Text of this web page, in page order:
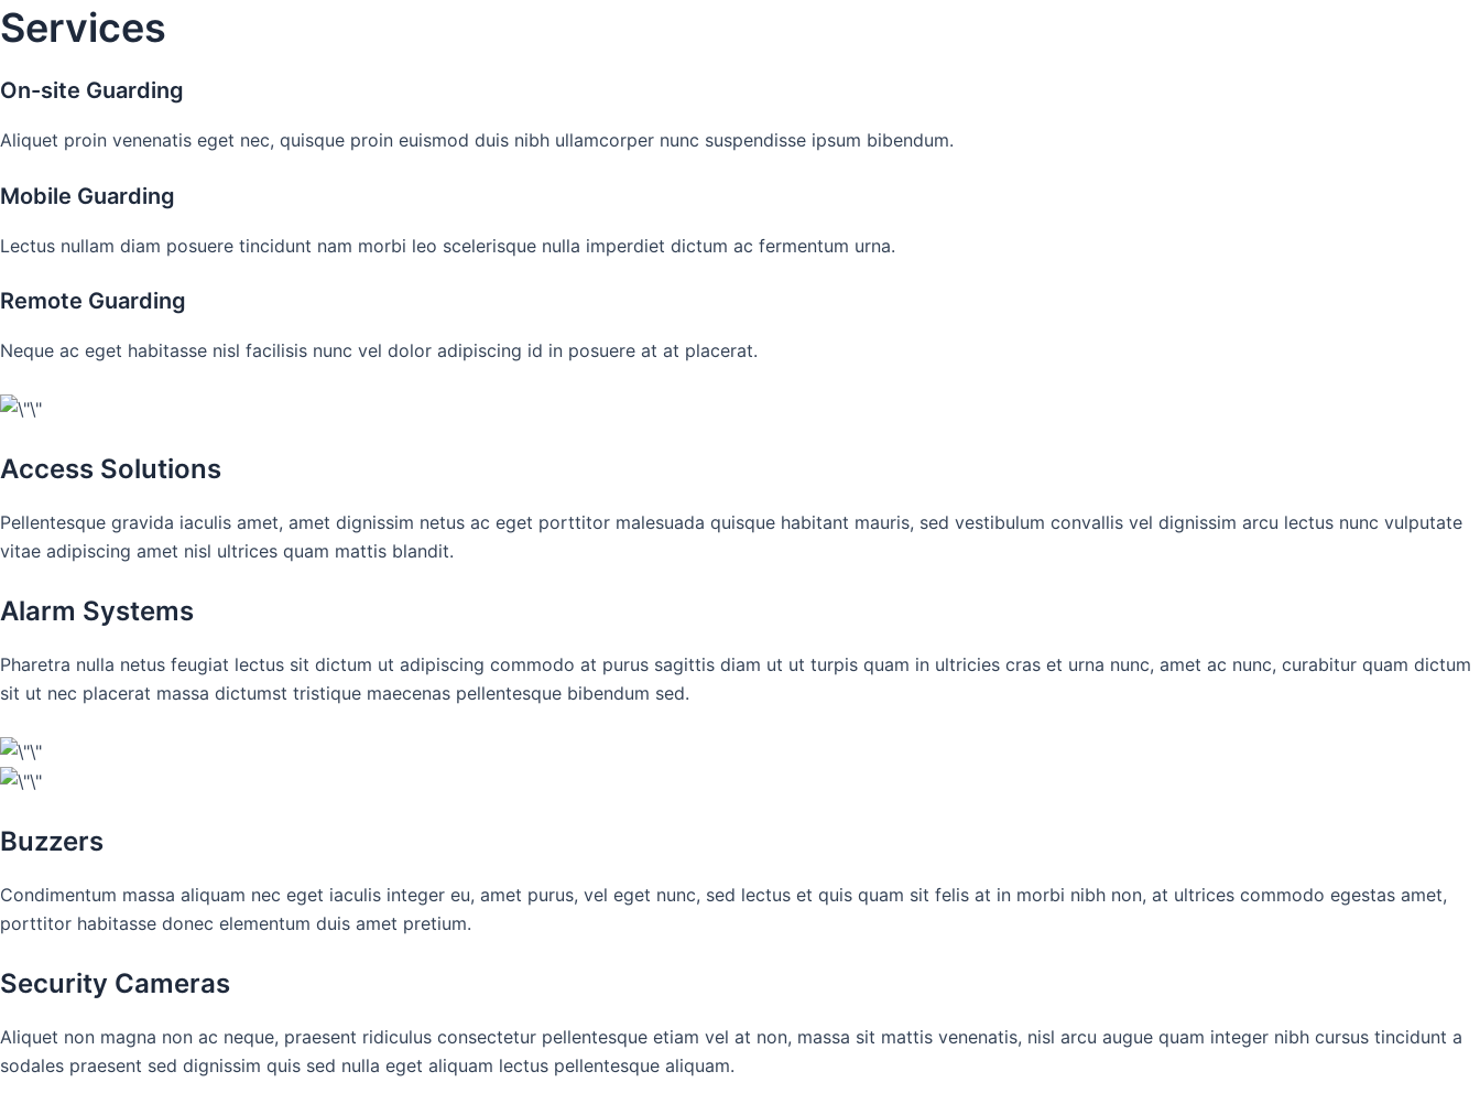
Skip
to
Services
On-site Guarding
Aliquet proin venenatis eget nec, quisque proin euismod duis nibh ullamcorper nunc suspendisse ipsum bibendum.
Mobile Guarding
Lectus nullam diam posuere tincidunt nam morbi leo scelerisque nulla imperdiet dictum ac fermentum urna.
Remote Guarding
Neque ac eget habitasse nisl facilisis nunc vel dolor adipiscing id in posuere at at placerat.
Access Solutions
Pellentesque gravida iaculis amet, amet dignissim netus ac eget porttitor malesuada quisque habitant mauris, sed vestibulum convallis vel dignissim arcu lectus nunc vulputate
vitae adipiscing amet nisl ultrices quam mattis blandit.
Alarm Systems
Pharetra nulla netus feugiat lectus sit dictum ut adipiscing commodo at purus sagittis diam ut ut turpis quam in ultricies cras et urna nunc, amet ac nunc, curabitur quam dictum
sit ut nec placerat massa dictumst tristique maecenas pellentesque bibendum sed.
Buzzers
Condimentum massa aliquam nec eget iaculis integer eu, amet purus, vel eget nunc, sed lectus et quis quam sit felis at in morbi nibh non, at ultrices commodo egestas amet,
porttitor habitasse donec elementum duis amet pretium.
Security Cameras
Aliquet non magna non ac neque, praesent ridiculus consectetur pellentesque etiam vel at non, massa sit mattis venenatis, nisl arcu augue quam integer nibh cursus tincidunt a
sodales praesent sed dignissim quis sed nulla eget aliquam lectus pellentesque aliquam.